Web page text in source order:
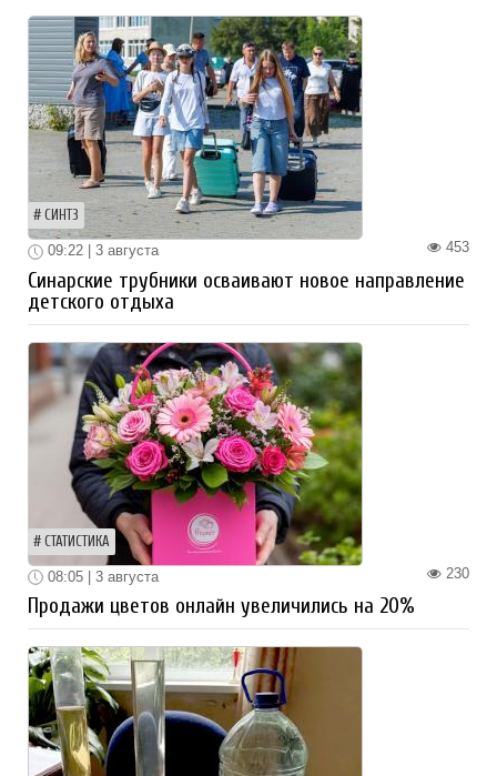
СИНТЗ
453
09:22 | 3 августа
Синарские трубники осваивают новое направление
детского отдыха
СТАТИСТИКА
230
08:05 | 3 августа
Продажи цветов онлайн увеличились на 20%